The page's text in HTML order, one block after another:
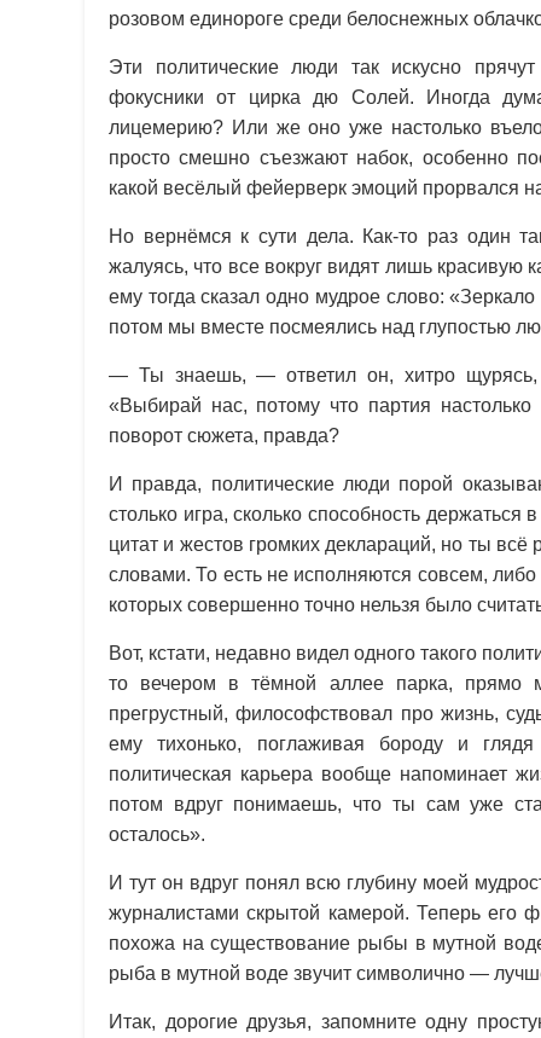
розовом единороге среди белоснежных
Эти политические люди так искусно
фокусники от цирка дю Солей. Иногда
лицемерию? Или же оно уже настолько
просто смешно съезжают набок, особенно
какой весёлый фейерверк эмоций прорвался
Но вернёмся к сути дела. Как-то раз один
жалуясь, что все вокруг видят лишь красивую
ему тогда сказал одно мудрое слово:
потом мы вместе посмеялись над глупостью
— Ты знаешь, — ответил он, хитро
«Выбирай нас, потому что партия
поворот сюжета, правда?
И правда, политические люди порой
столько игра, сколько способность
цитат и жестов громких деклараций, но ты
словами. То есть не исполняются совсем,
которых совершенно точно нельзя было
Вот, кстати, недавно видел одного такого
то вечером в тёмной аллее парка, прямо
прегрустный, философствовал про жизнь,
ему тихонько, поглаживая бороду и
политическая карьера вообще напоминает
потом вдруг понимаешь, что ты сам уже
осталось».
И тут он вдруг понял всю глубину моей
журналистами скрытой камерой. Теперь его
похожа на существование рыбы в мутной
рыба в мутной воде звучит символично —
Итак, дорогие друзья, запомните одну